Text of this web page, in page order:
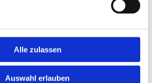
Alle zulassen
Auswahl erlauben